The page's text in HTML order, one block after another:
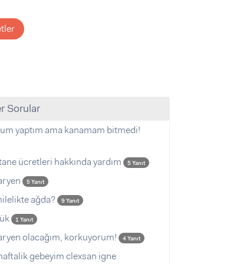
Sorular
yaptım ama kanamam bitmedi!
ücretleri hakkında yardım 5 Yanıt
5 Yanıt
ağda? 9 Yanıt
1 Yanıt
olacağım, korkuyorum! 4 Yanıt
gebeyim clexsan igne